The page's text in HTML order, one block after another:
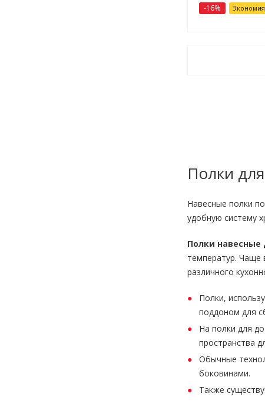
-16% Экономия
Полки
Навесные полки
удобную систему
Полки
температур. Чаще
различного
Полки,
поддоном для
На полки для
пространства
Обычные
боковинами.
Также